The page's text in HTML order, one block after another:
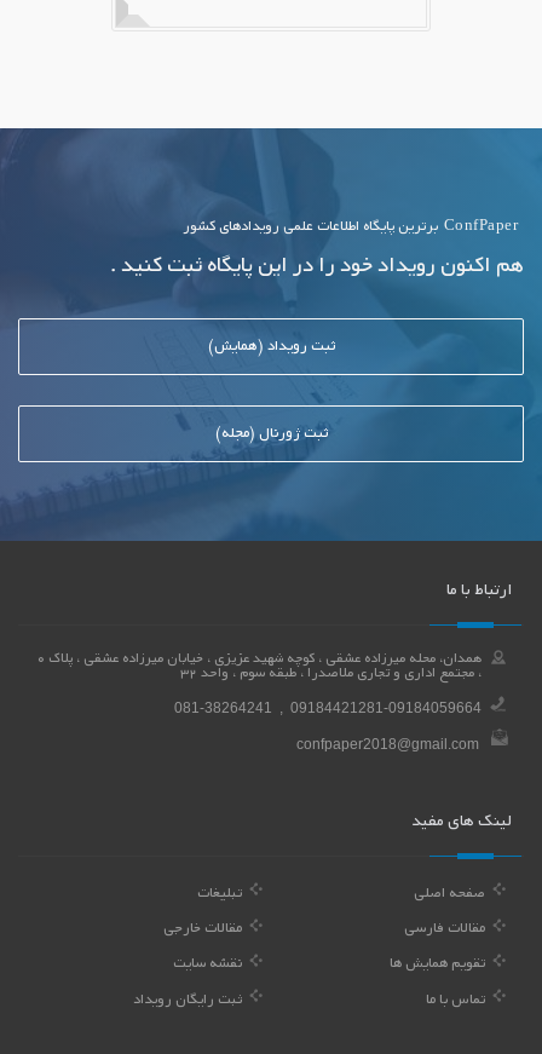
ConfPaper برترین پایگاه اطلاعات علمی رویدادهای کشور
هم اکنون رویداد خود را در این پایگاه ثبت کنید .
ثبت رویداد (همایش)
ثبت ژورنال (مجله)
ارتباط با ما
همدان، محله میرزاده عشقی ، کوچه شهید عزیزی ، خیابان میرزاده عشقی ، پلاک 0
، مجتمع اداری و تجاری ملاصدرا ، طبقه سوم ، واحد 32
081-38264241 , 09184421281-09184059664
confpaper2018@gmail.com
لینک های مفید
صفحه اصلی تبلیغات
مقالات فارسی مقالات خارجی
تقویم همایش ها نقشه سایت
تماس با ما ثبت رایگان رویداد